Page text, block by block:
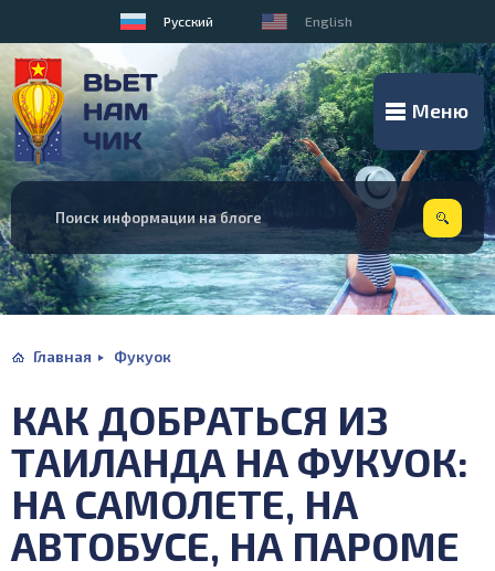
Русский English
Меню
Главная Фукуок
КАК ДОБРАТЬСЯ ИЗ
ТАИЛАНДА НА ФУКУОК:
НА САМОЛЕТЕ, НА
АВТОБУСЕ, НА ПАРОМЕ